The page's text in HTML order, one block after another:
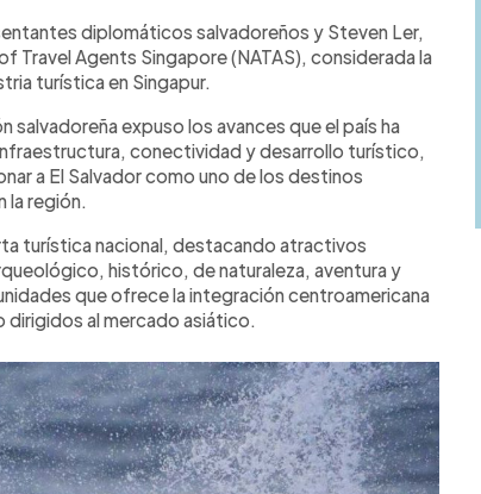
turístico, así como la oferta en
de naturaleza, aventura y surf.
sobre las tendencias del sector
busca fortalecer la proyección
visitantes extranjeros.
diplomáticos salvadoreños y Steven Ler,
Travel Agents Singapore (NATAS), considerada la
turística en Singapur.
salvadoreña expuso los avances que el país ha
conectividad y desarrollo turístico,
a El Salvador como uno de los destinos
la región.
turística nacional, destacando atractivos
histórico, de naturaleza, aventura y
que ofrece la integración centroamericana
dirigidos al mercado asiático.